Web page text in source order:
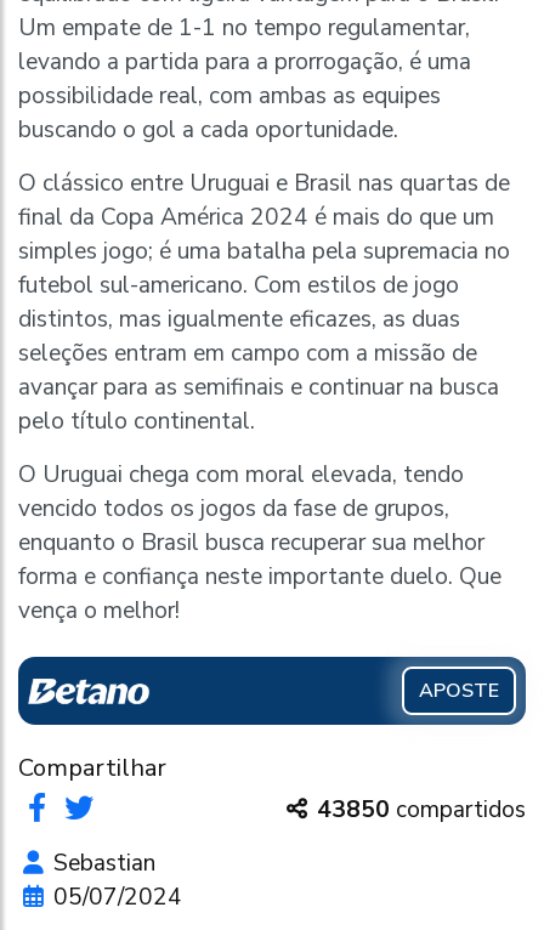
Um empate de 1-1 no tempo regulamentar,
levando a partida para a prorrogação, é uma
possibilidade real, com ambas as equipes
buscando o gol a cada oportunidade.
O clássico entre Uruguai e Brasil nas quartas de
final da Copa América 2024 é mais do que um
simples jogo; é uma batalha pela supremacia no
futebol sul-americano. Com estilos de jogo
distintos, mas igualmente eficazes, as duas
seleções entram em campo com a missão de
avançar para as semifinais e continuar na busca
pelo título continental.
O Uruguai chega com moral elevada, tendo
vencido todos os jogos da fase de grupos,
enquanto o Brasil busca recuperar sua melhor
forma e confiança neste importante duelo. Que
vença o melhor!
APOSTE
Compartilhar
43850 compartidos
Sebastian
05/07/2024